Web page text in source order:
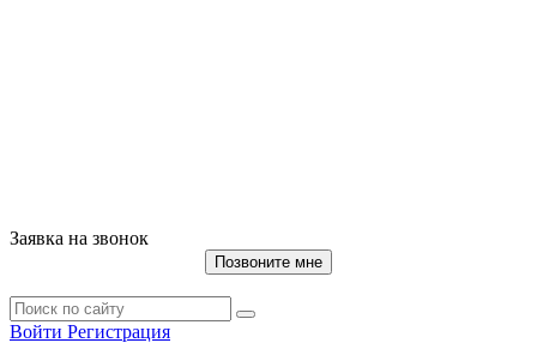
Заявка на звонок
Позвоните мне
Войти Регистрация